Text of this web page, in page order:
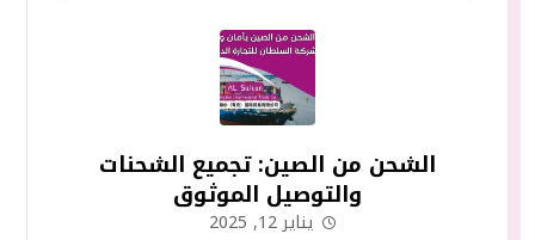
الشحن من الصين: تجميع الشحنات
والتوصيل الموثوق
يناير 12, 2025